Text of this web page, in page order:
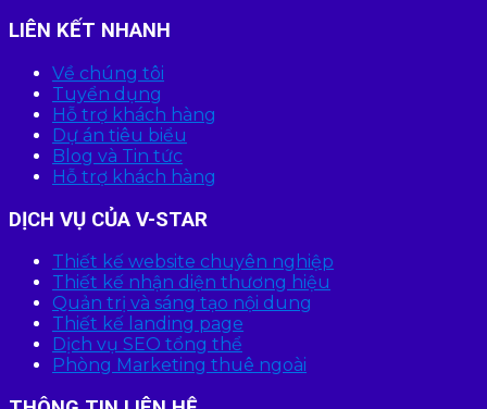
LIÊN KẾT NHANH
Về chúng tôi
Tuyển dụng
Hỗ trợ khách hàng
Dự án tiêu biểu
Blog và Tin tức
Hỗ trợ khách hàng
DỊCH VỤ CỦA V-STAR
Thiết kế website chuyên nghiệp
Thiết kế nhận diện thương hiệu
Quản trị và sáng tạo nội dung
Thiết kế landing page
Dịch vụ SEO tổng thể
Phòng Marketing thuê ngoài